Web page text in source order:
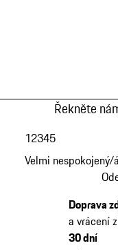
Řekněte
Velmi nespokojený/á
12345
Doprava
a vrácení
30 dní